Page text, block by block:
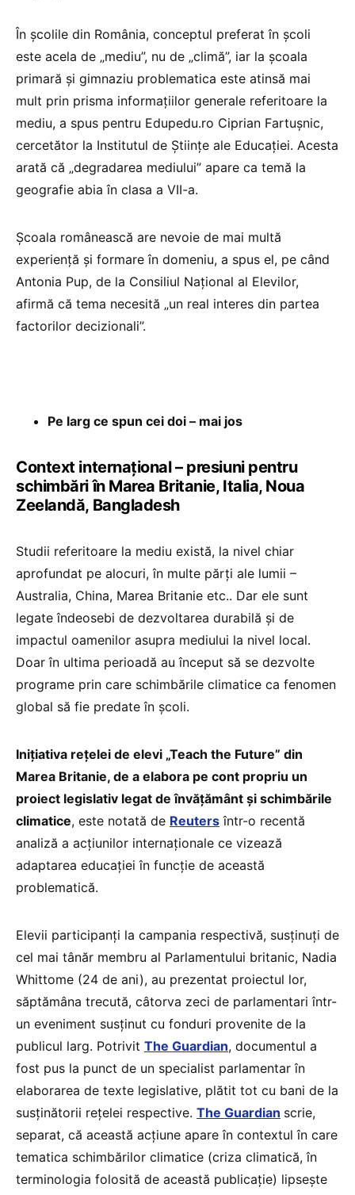
În școlile din România, conceptul preferat în școli
este acela de „mediu”, nu de „climă”, iar la școala
primară și gimnaziu problematica este atinsă mai
mult prin prisma informațiilor generale referitoare la
mediu, a spus pentru Edupedu.ro Ciprian Fartușnic,
cercetător la Institutul de Științe ale Educației. Acesta
arată că „degradarea mediului” apare ca temă la
geografie abia în clasa a VII-a.
Școala românească are nevoie de mai multă
experiență și formare în domeniu, a spus el, pe când
Antonia Pup, de la Consiliul Național al Elevilor,
afirmă că tema necesită „un real interes din partea
factorilor decizionali”.
Pe larg ce spun cei doi – mai jos
Context internațional – presiuni pentru
schimbări în Marea Britanie, Italia, Noua
Zeelandă, Bangladesh
Studii referitoare la mediu există, la nivel chiar
aprofundat pe alocuri, în multe părți ale lumii –
Australia, China, Marea Britanie etc.. Dar ele sunt
legate îndeosebi de dezvoltarea durabilă și de
impactul oamenilor asupra mediului la nivel local.
Doar în ultima perioadă au început să se dezvolte
programe prin care schimbările climatice ca fenomen
global să fie predate în școli.
Inițiativa rețelei de elevi „Teach the Future” din
Marea Britanie, de a elabora pe cont propriu un
proiect legislativ legat de învățământ și schimbările
climatice, este notată de Reuters într-o recentă
analiză a acțiunilor internaționale ce vizează
adaptarea educației în funcție de această
problematică.
Elevii participanți la campania respectivă, susținuți de
cel mai tânăr membru al Parlamentului britanic, Nadia
Whittome (24 de ani), au prezentat proiectul lor,
săptămâna trecută, câtorva zeci de parlamentari într-
un eveniment susținut cu fonduri provenite de la
publicul larg. Potrivit The Guardian, documentul a
fost pus la punct de un specialist parlamentar în
elaborarea de texte legislative, plătit tot cu bani de la
susținătorii rețelei respective. The Guardian scrie,
separat, că această acțiune apare în contextul în care
tematica schimbărilor climatice (criza climatică, în
terminologia folosită de această publicație) lipsește